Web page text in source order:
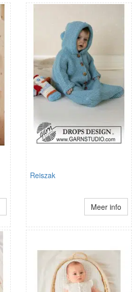
Reiszak
Meer info